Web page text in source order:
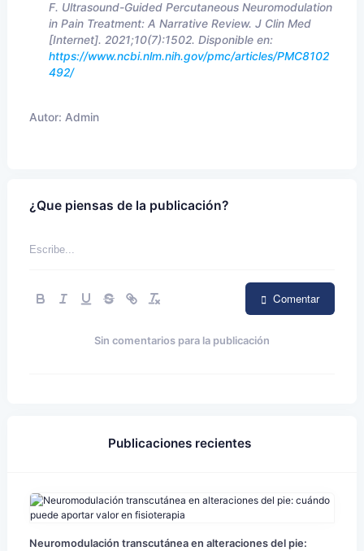
F. Ultrasound-Guided Percutaneous Neuromodulation
in Pain Treatment: A Narrative Review. J Clin Med
[Internet]. 2021;10(7):1502. Disponible en:
https://www.ncbi.nlm.nih.gov/pmc/articles/PMC8102
492/
Autor: Admin
¿Que piensas de la publicación?
Comentar
Sin comentarios para la publicación
Publicaciones recientes
Neuromodulación transcutánea en alteraciones del pie: